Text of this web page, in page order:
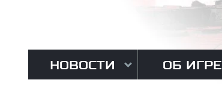
НОВОСТИ ОБ ИГРЕ